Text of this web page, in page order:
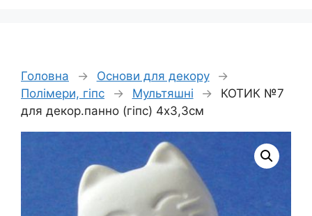
Головна → Основи для декору
→
Полімери, гіпс
→ Мультяшні →
КОТИК №7
для декор.панно (гіпс) 4х3,3см